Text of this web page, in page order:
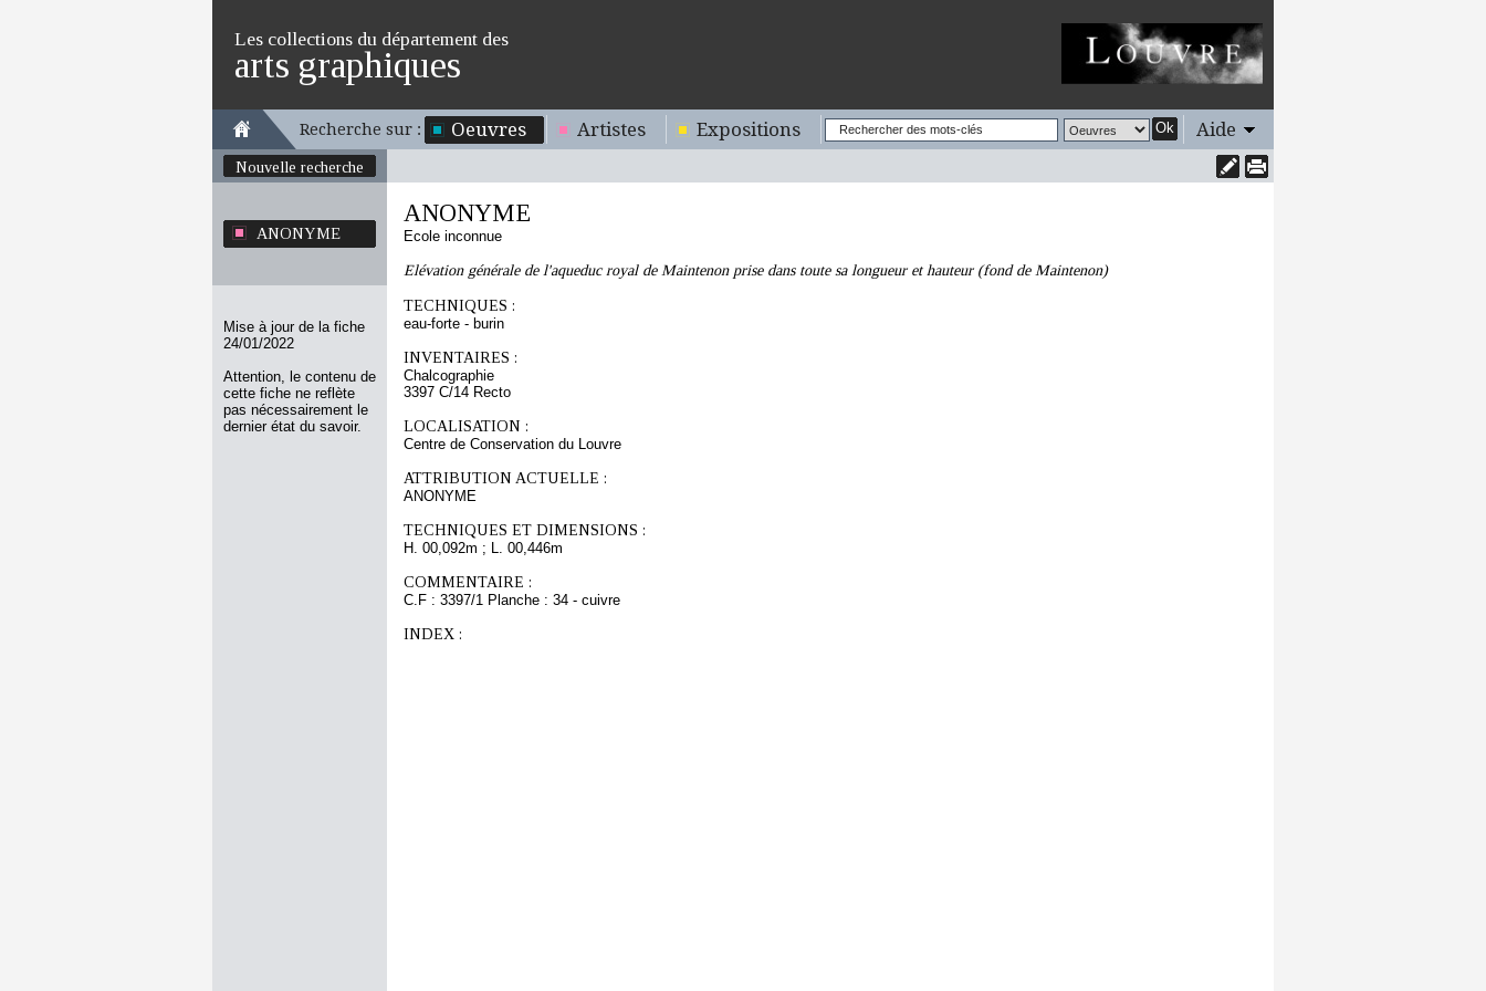
Les collections du département des
arts graphiques
Recherche sur : Oeuvres Artistes Expositions Ok Aide
Nouvelle recherche
ANONYME
Mise à jour de la fiche
24/01/2022
Attention, le contenu de
cette fiche ne reflète
pas nécessairement le
dernier état du savoir.
ANONYME
Ecole inconnue
Elévation générale de l'aqueduc royal de Maintenon prise dans toute sa longueur et hauteur (fond de Maintenon)
TECHNIQUES :
eau-forte - burin
INVENTAIRES :
Chalcographie
3397 C/14 Recto
LOCALISATION :
Centre de Conservation du Louvre
ATTRIBUTION ACTUELLE :
ANONYME
TECHNIQUES ET DIMENSIONS :
H. 00,092m ; L. 00,446m
COMMENTAIRE :
C.F : 3397/1 Planche : 34 - cuivre
INDEX :